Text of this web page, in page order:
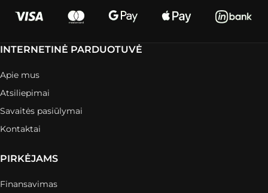
INTERNETINĖ PARDUOTUVĖ
Apie mus
Atsiliepimai
Savaitės pasiūlymai
Kontaktai
PIRKĖJAMS
Finansavimas